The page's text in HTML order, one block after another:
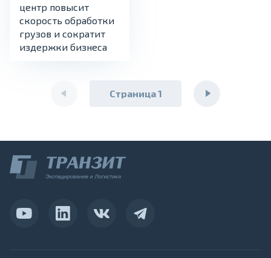
центр повысит
скорость обработки
грузов и сократит
издержки бизнеса